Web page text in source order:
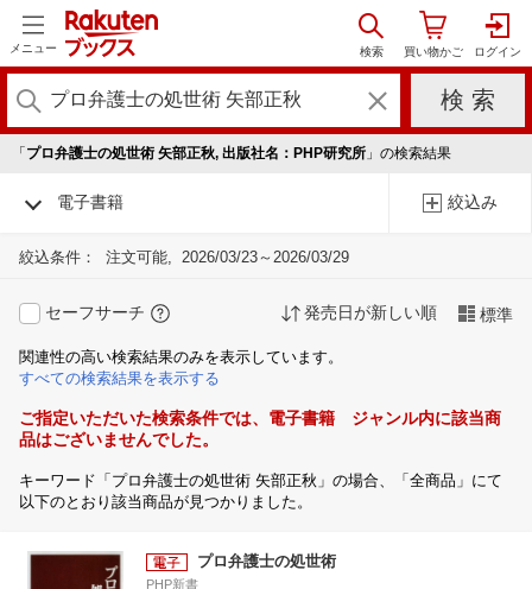
メニュー
「 プロ弁護士の処世術 矢部正秋, 出版社名：PHP研究所 」の検索結果
電子書籍 絞込み
絞込条件： 注文可能 2026/03/23～2026/03/29
セーフサーチ 発売日が新しい順 標準
関連性の高い検索結果のみを表示しています。
すべての検索結果を表示する
ご指定いただいた検索条件では、電子書籍 ジャンル内に該当商
品はございませんでした。
キーワード「プロ弁護士の処世術 矢部正秋」の場合、「全商品」にて
以下のとおり該当商品が見つかりました。
プロ弁護士の処世術
PHP新書